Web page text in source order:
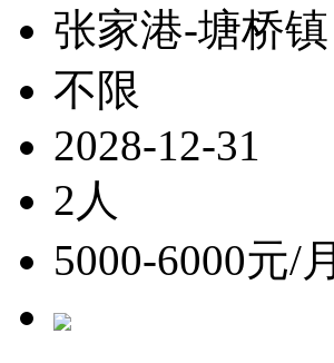
张家港-塘桥镇
不限
2028-12-31
2人
5000-6000元/月